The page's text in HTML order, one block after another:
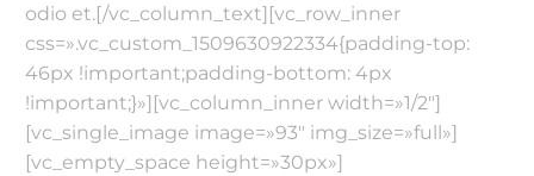
odio et.[/vc_column_text][vc_row_inner
css=».vc_custom_1509630922334{padding-top:
46px !important;padding-bottom: 4px
!important;}»][vc_column_inner width=»1/2″]
[vc_single_image image=»93″ img_size=»full»]
[vc_empty_space height=»30px»]